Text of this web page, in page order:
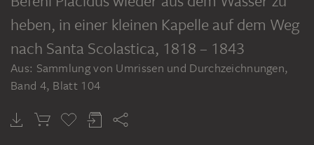
JOHANN ANTON RAMBOUX
heben, in einer kleinen Kapelle auf dem Weg
nach Santa Scolastica, 1818 – 1843
Aus: Sammlung von Umrissen und Durchzeichnungen,
Band 4, Blatt 104